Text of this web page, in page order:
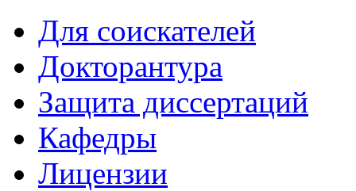
Для соискателей
Докторантура
Защита диссертаций
Кафедры
Лицензии